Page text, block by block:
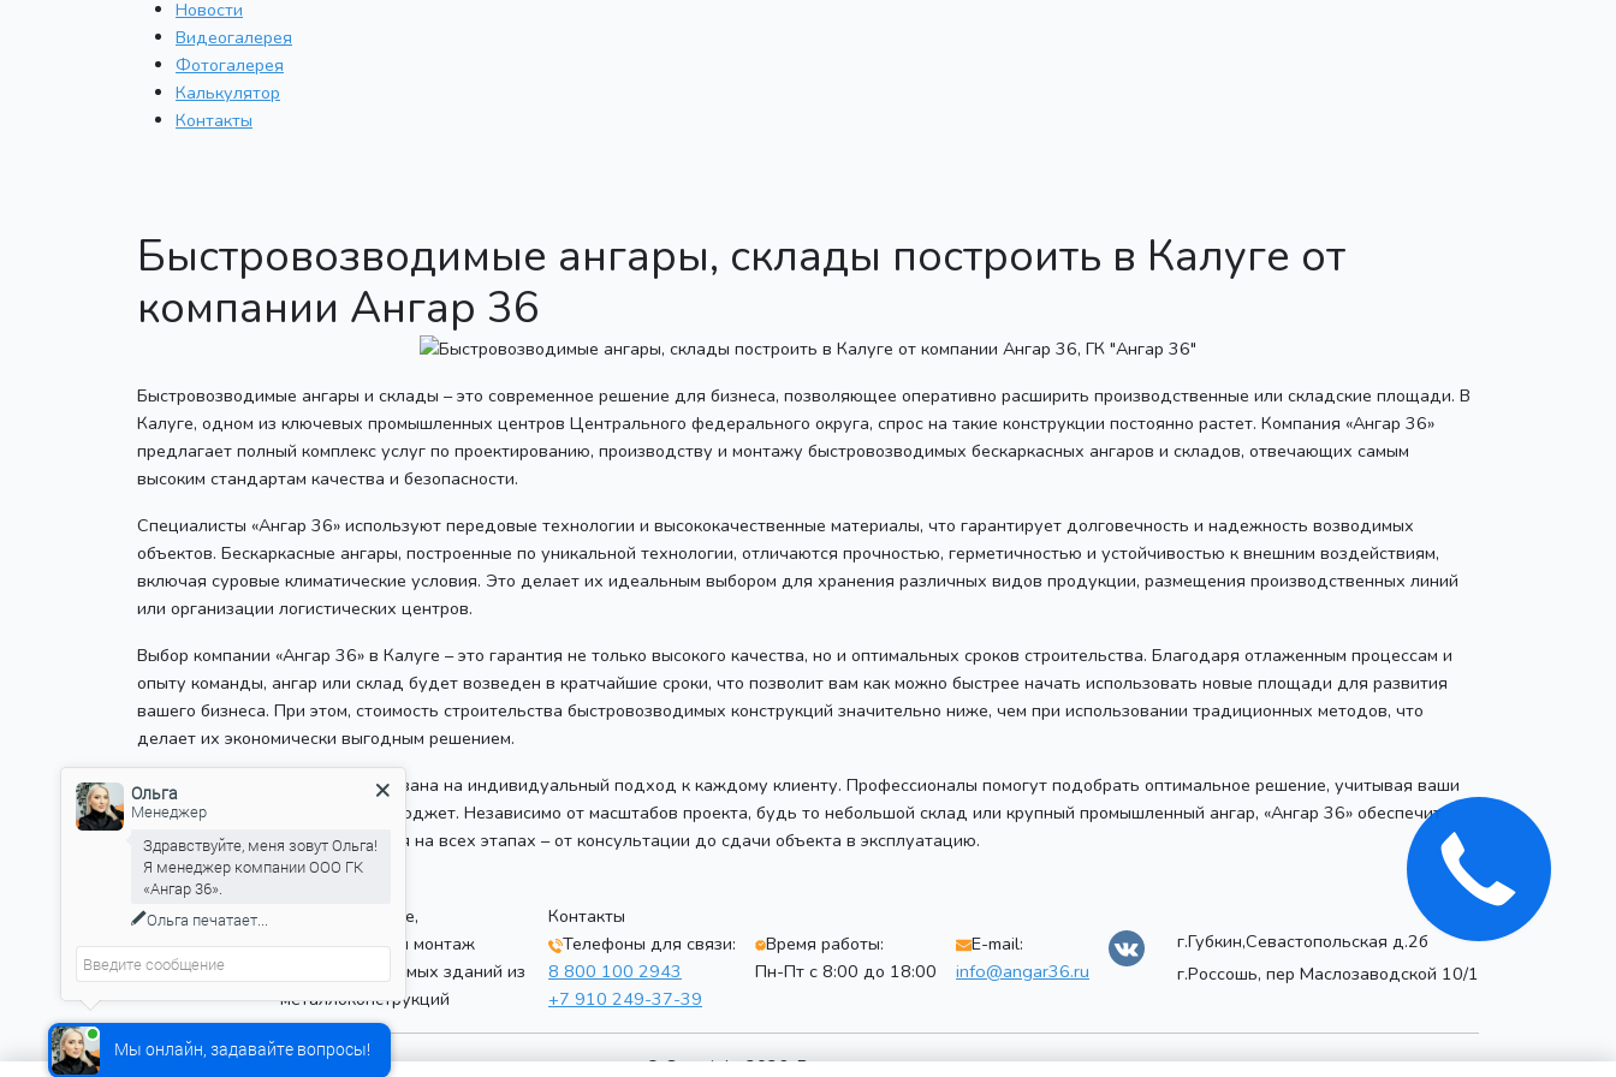
Новости
Видеогалерея
Фотогалерея
Калькулятор
Контакты
Быстровозводимые ангары, склады построить в Калуге от
компании Ангар 36
Быстровозводимые ангары и склады – это современное решение для бизнеса, позволяющее оперативно расширить производственные или складские площади. В
Калуге, одном из ключевых промышленных центров Центрального федерального округа, спрос на такие конструкции постоянно растет. Компания «Ангар 36»
предлагает полный комплекс услуг по проектированию, производству и монтажу быстровозводимых бескаркасных ангаров и складов, отвечающих самым
высоким стандартам качества и безопасности.
Специалисты «Ангар 36» используют передовые технологии и высококачественные материалы, что гарантирует долговечность и надежность возводимых
объектов. Бескаркасные ангары, построенные по уникальной технологии, отличаются прочностью, герметичностью и устойчивостью к внешним воздействиям,
включая суровые климатические условия. Это делает их идеальным выбором для хранения различных видов продукции, размещения производственных линий
или организации логистических центров.
Выбор компании «Ангар 36» в Калуге – это гарантия не только высокого качества, но и оптимальных сроков строительства. Благодаря отлаженным процессам и
опыту команды, ангар или склад будет возведен в кратчайшие сроки, что позволит вам как можно быстрее начать использовать новые площади для развития
вашего бизнеса. При этом, стоимость строительства быстровозводимых конструкций значительно ниже, чем при использовании традиционных методов, что
делает их экономически выгодным решением.
Компания «Ангар 36» ориентирована на индивидуальный подход к каждому клиенту. Профессионалы помогут подобрать оптимальное решение, учитывая ваши
специфические потребности и бюджет. Независимо от масштабов проекта, будь то небольшой склад или крупный промышленный ангар, «Ангар 36» обеспечит
высочайший уровень исполнения на всех этапах – от консультации до сдачи объекта в эксплуатацию.
Проектирование,
производство и монтаж
быстровозводимых зданий из
металлоконструкций
Контакты
Телефоны для связи:
8 800 100 2943
+7 910 249-37-39
Время работы:
Пн-Пт с 8:00 до 18:00
E-mail:
info@angar36.ru
г.Губкин,Севастопольская д.2б
г.Россошь, пер Маслозаводской 10/1
© Copyright 2026. Все права защищены
Мы онлайн, задавайте вопросы!
Ольга
Менеджер
Здравствуйте, меня зовут Ольга!
Я менеджер компании ООО ГК
«Ангар 36».
Ольга печатает...